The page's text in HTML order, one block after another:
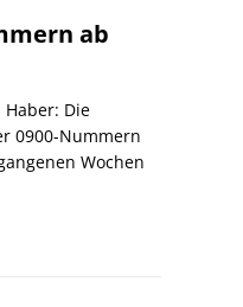
ab
Die
0900-Nummern
Wochen